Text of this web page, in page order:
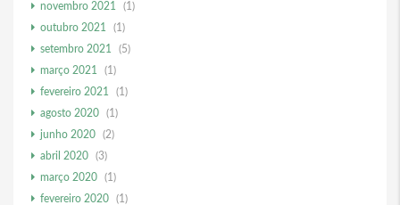
novembro 2021
(1)
outubro 2021
(1)
setembro 2021
(5)
março 2021
(1)
fevereiro 2021
(1)
agosto 2020
(1)
junho 2020
(2)
abril 2020
(3)
março 2020
(1)
fevereiro 2020
(1)